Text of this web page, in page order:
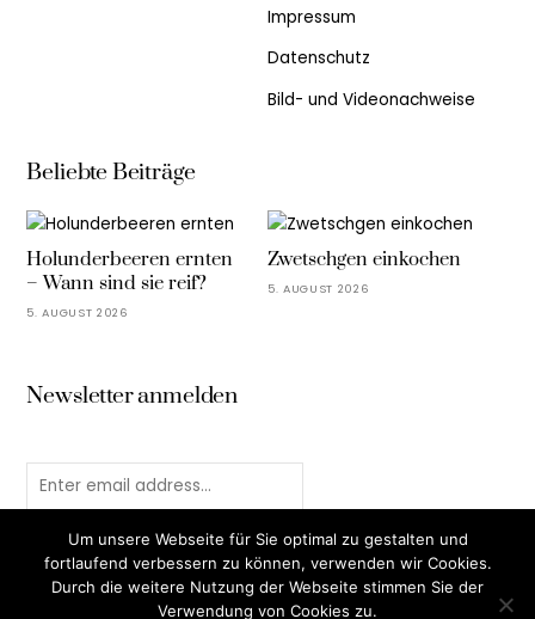
Impressum
Datenschutz
Bild- und Videonachweise
Beliebte Beiträge
Holunderbeeren ernten
– Wann sind sie reif?
5. AUGUST 2026
Zwetschgen einkochen
5. AUGUST 2026
Newsletter anmelden
Um unsere Webseite für Sie optimal zu gestalten und
fortlaufend verbessern zu können, verwenden wir Cookies.
Durch die weitere Nutzung der Webseite stimmen Sie der
Verwendung von Cookies zu.